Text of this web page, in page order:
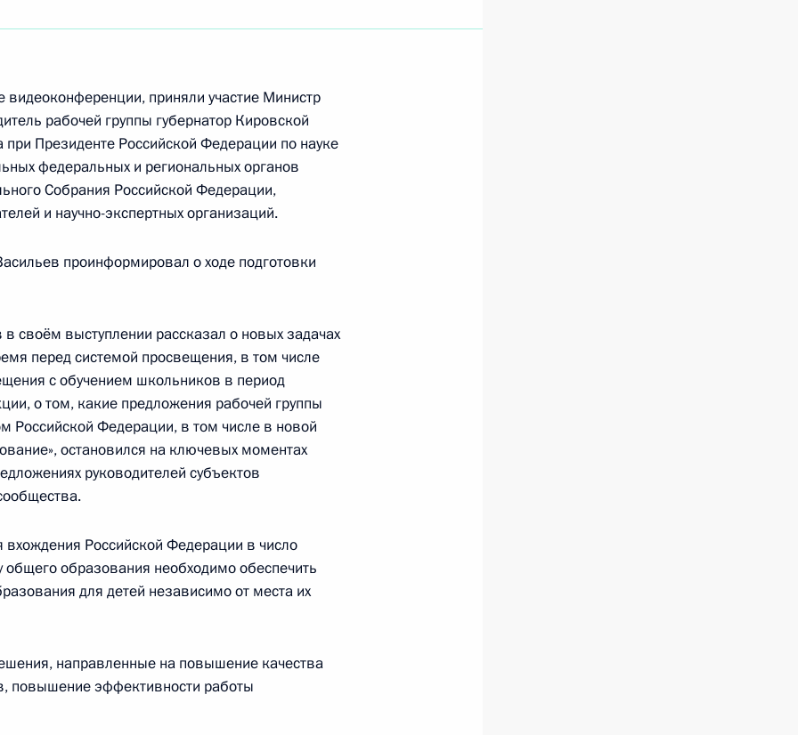
и искусства,
правозащитной
«Россия – страна
в области науки
2024 год
приняли участие Министр
рабочей группы губернатор Кировской
Президенте Российской Федерации по науке
федеральных и региональных органов
Собрания Российской Федерации,
и научно-экспертных организаций.
проинформировал о ходе подготовки
своём выступлении рассказал о новых задачах
перед системой просвещения, в том числе
с обучением школьников в период
о том, какие предложения рабочей группы
Российской Федерации, в том числе в новой
остановился на ключевых моментах
руководителей субъектов
Российской Федерации в число
общего образования необходимо обеспечить
для детей независимо от места их
направленные на повышение качества
повышение эффективности работы